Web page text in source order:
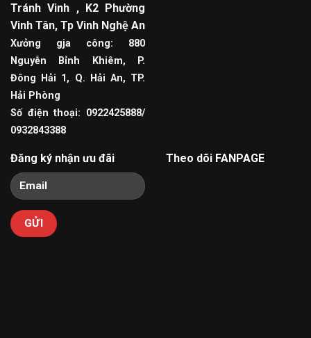
Tránh Vinh , K2 Phường
Vinh Tân, Tp Vinh Nghệ An
Xưởng gja công: 880
Nguyễn Bỉnh Khiêm, P.
Đông Hải 1, Q. Hải An, TP.
Hải Phòng
Số điện thoại: 0922425888/
0932843388
Đăng ký nhận ưu đãi Theo dõi FANPAGE